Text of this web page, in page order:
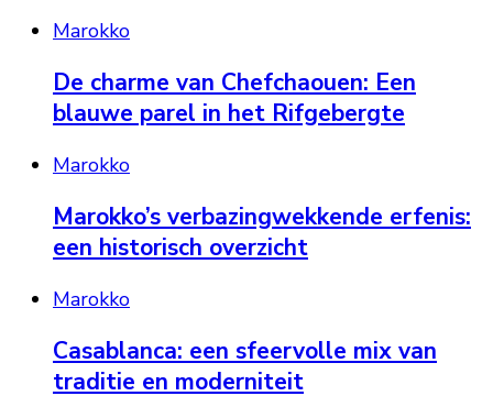
Marokko
De charme van Chefchaouen: Een
blauwe parel in het Rifgebergte
Marokko
Marokko’s verbazingwekkende erfenis:
een historisch overzicht
Marokko
Casablanca: een sfeervolle mix van
traditie en moderniteit